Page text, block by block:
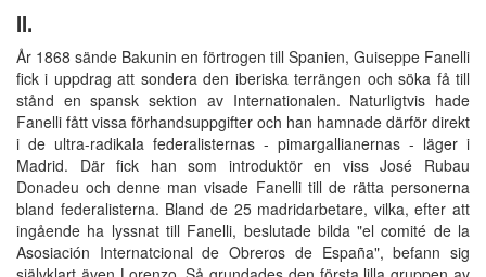
II.
År 1868 sände Bakunin en förtrogen till Spanien, Guiseppe Fanelli
fick i uppdrag att sondera den iberiska terrängen och söka få till
stånd en spansk sektion av Internationalen. Naturligtvis hade
Fanelli fått vissa förhandsuppgifter och han hamnade därför direkt
i de ultra-radikala federalisternas - pimargallianernas - läger i
Madrid. Där fick han som introduktör en viss José Rubau
Donadeu och denne man visade Fanelli till de rätta personerna
bland federalisterna. Bland de 25 madridarbetare, vilka, efter att
ingående ha lyssnat till Fanelli, beslutade bilda "el comité de la
Asosiación Internatcional de Obreros de España", befann sig